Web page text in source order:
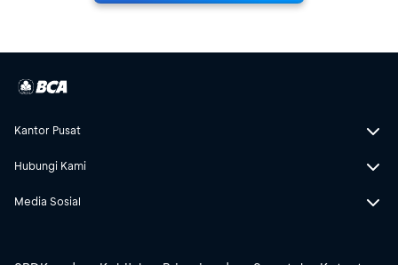
Kantor Pusat
Hubungi Kami
Media Sosial